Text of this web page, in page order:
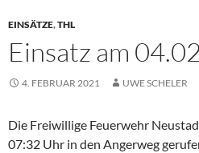
EINSÄTZE,THL
Einsatz am
4. FEBRUAR 2021 UWE SCHELER
Die Freiwillige Feuerwehr
07:32 Uhr in den Angerweg